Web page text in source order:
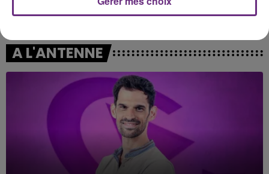
Can't Hold Us I Knew It, I Knew You
A L'ANTENNE